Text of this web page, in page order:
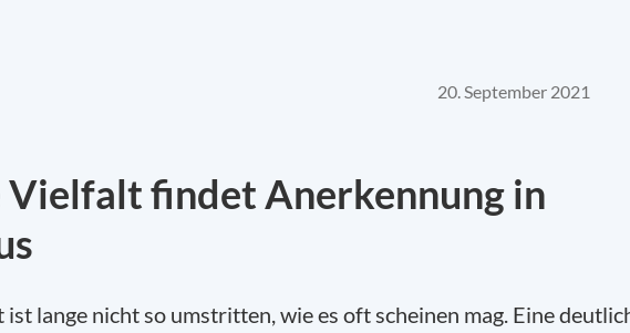
20. September 2021
findet Anerkennung in
lange nicht so umstritten, wie es oft scheinen mag. Eine